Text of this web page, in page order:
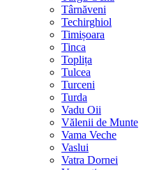
Târnăveni
Techirghiol
Timișoara
Tinca
Toplița
Tulcea
Turceni
Turda
Vadu Oii
Vălenii de Munte
Vama Veche
Vaslui
Vatra Dornei